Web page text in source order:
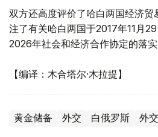
双方还高度评价了哈白两国经济贸
注了有关哈白两国于2017年11月
2026年社会和经济合作协定的落实
【编译：木合塔尔·木拉提】
黄金储备 外交 白俄罗斯 外